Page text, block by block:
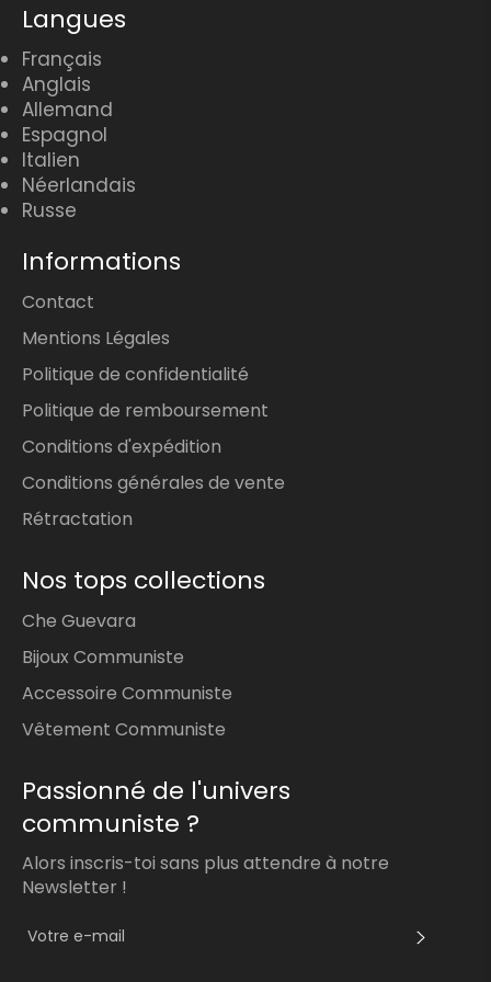
Langues
Français
Anglais
Allemand
Espagnol
Italien
Néerlandais
Russe
Informations
Contact
Mentions Légales
Politique de confidentialité
Politique de remboursement
Conditions d'expédition
Conditions générales de vente
Rétractation
Nos tops collections
Che Guevara
Bijoux Communiste
Accessoire Communiste
Vêtement Communiste
Passionné de l'univers
communiste ?
Alors inscris-toi sans plus attendre à notre
Newsletter !